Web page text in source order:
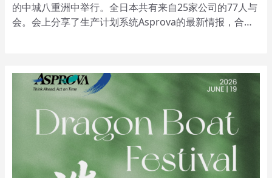
的中城八重洲中举行。全日本共有来自25家公司的77人与
会。会上分享了生产计划系统Asprova的最新情报，合作